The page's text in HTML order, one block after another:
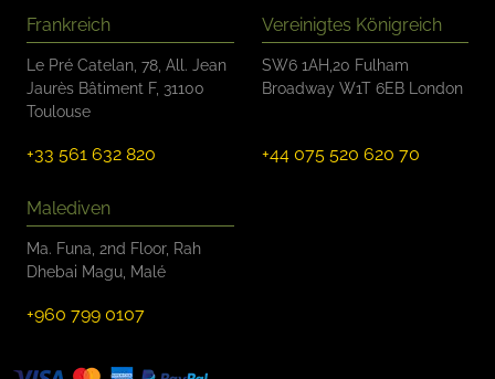
Frankreich
Le Pré Catelan, 78, All. Jean
Jaurès Bâtiment F, 31100
Toulouse
+33 561 632 820
Vereinigtes Königreich
SW6 1AH,20 Fulham
Broadway W1T 6EB London
+44 075 520 620 70
Malediven
Ma. Funa, 2nd Floor, Rah
Dhebai Magu, Malé
+960 799 0107